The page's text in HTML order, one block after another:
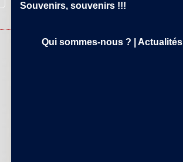
Souvenirs, souvenirs !!!
Qui sommes-nous ? Actualités